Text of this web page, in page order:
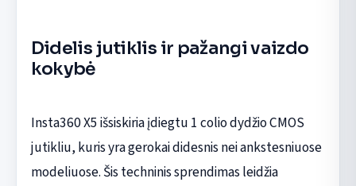
Didelis jutiklis ir pažangi vaizdo
kokybė
Insta360 X5 išsiskiria įdiegtu 1 colio dydžio CMOS
jutikliu, kuris yra gerokai didesnis nei ankstesniuose
modeliuose. Šis techninis sprendimas leidžia